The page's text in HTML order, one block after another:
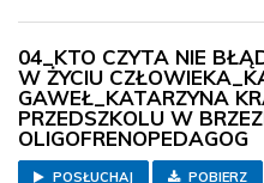
04_KTO CZYTA NIE
W ŻYCIU
GAWEŁ_KATARZYNA
PRZEDSZKOLU W
OLIGOFRENOPEDAGOG
POSŁUCHAJ POBIERZ